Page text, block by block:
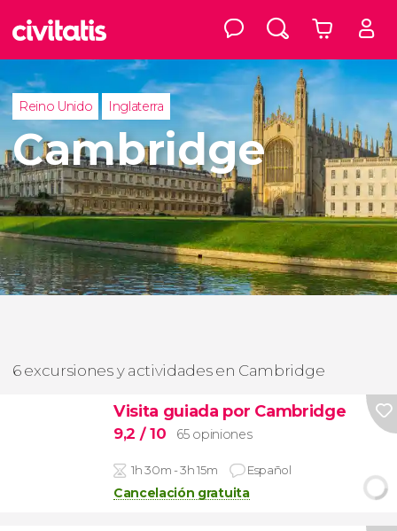
Reino Unido Inglaterra
Cambridge
6 excursiones y actividades en Cambridge
Visita guiada por Cambridge
9,2 / 10 65 opiniones
1h 30m - 3h 15m Español
Cancelación gratuita